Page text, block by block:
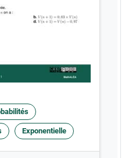
Exponentielle